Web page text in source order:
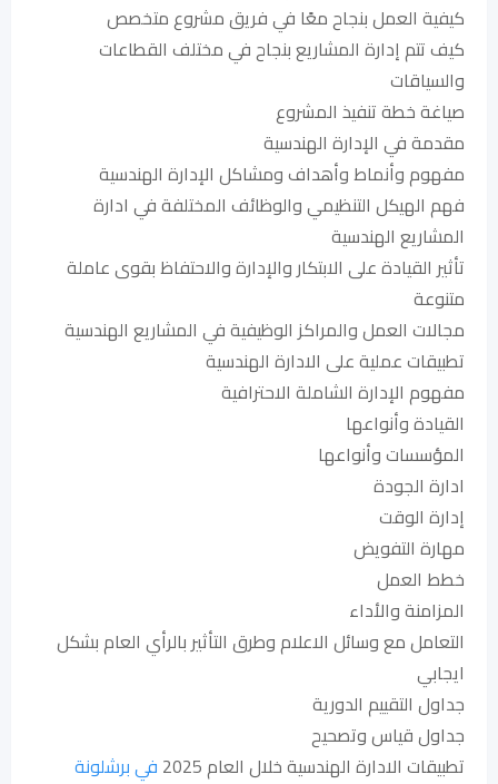
كيفية العمل بنجاح معًا في فريق مشروع متخصص
كيف تتم إدارة المشاريع بنجاح في مختلف القطاعات
والسياقات
صياغة خطة تنفيذ المشروع
مقدمة في الإدارة الهندسية
مفهوم وأنماط وأهداف ومشاكل الإدارة الهندسية
فهم الهيكل التنظيمي والوظائف المختلفة في ادارة
المشاريع الهندسية
تأثير القيادة على الابتكار والإدارة والاحتفاظ بقوى عاملة
متنوعة
مجالات العمل والمراكز الوظيفية في المشاريع الهندسية
تطبيقات عملية على الادارة الهندسية
مفهوم الإدارة الشاملة الاحترافية
القيادة وأنواعها
المؤسسات وأنواعها
ادارة الجودة
إدارة الوقت
مهارة التفويض
خطط العمل
المزامنة والأداء
التعامل مع وسائل الاعلام وطرق التأثير بالرأي العام بشكل
ايجابي
جداول التقييم الدورية
جداول قياس وتصحيح
تطبيقات الادارة الهندسية خلال العام 2025
في برشلونة